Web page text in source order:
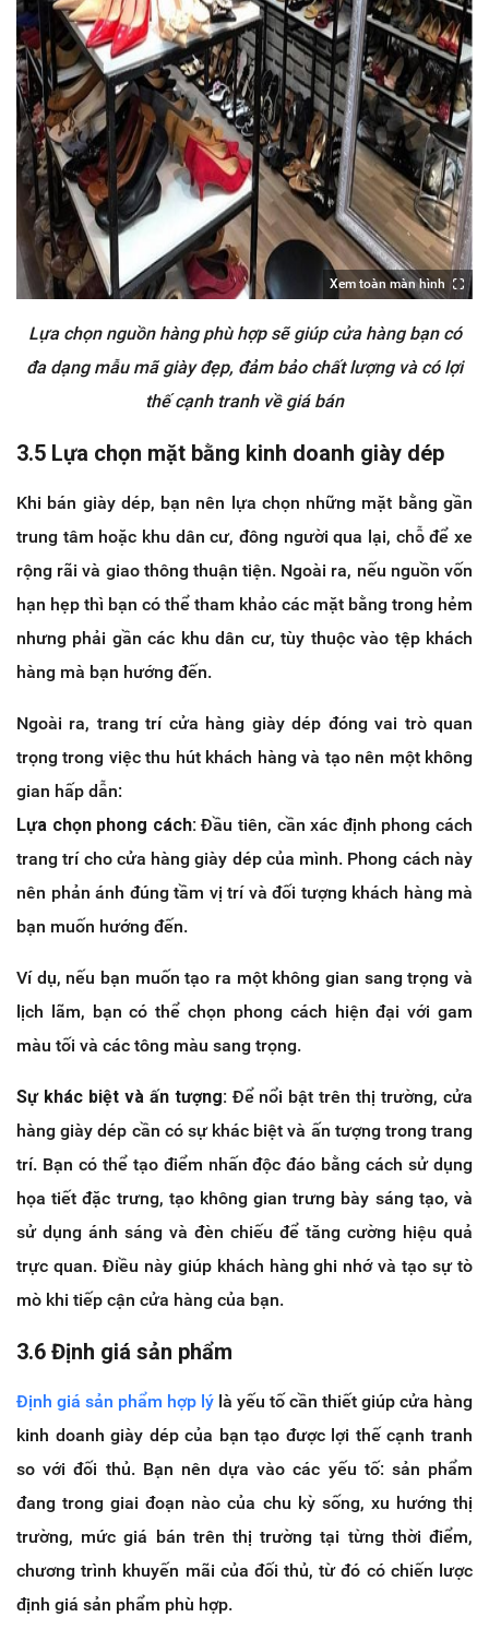
Xem toàn màn hình
Lựa chọn nguồn hàng phù hợp sẽ giúp cửa hàng bạn có
đa dạng mẫu mã giày đẹp, đảm bảo chất lượng và có lợi
thế cạnh tranh về giá bán
3.5 Lựa chọn mặt bằng kinh doanh giày dép
Khi bán giày dép, bạn nên lựa chọn những mặt bằng gần
trung tâm hoặc khu dân cư, đông người qua lại, chỗ để xe
rộng rãi và giao thông thuận tiện. Ngoài ra, nếu nguồn vốn
hạn hẹp thì bạn có thể tham khảo các mặt bằng trong hẻm
nhưng phải gần các khu dân cư, tùy thuộc vào tệp khách
hàng mà bạn hướng đến.
Ngoài ra, trang trí cửa hàng giày dép đóng vai trò quan
trọng trong việc thu hút khách hàng và tạo nên một không
gian hấp dẫn:
Lựa chọn phong cách:Đầu tiên, cần xác định phong cách
trang trí cho cửa hàng giày dép của mình. Phong cách này
nên phản ánh đúng tầm vị trí và đối tượng khách hàng mà
bạn muốn hướng đến.
Ví dụ, nếu bạn muốn tạo ra một không gian sang trọng và
lịch lãm, bạn có thể chọn phong cách hiện đại với gam
màu tối và các tông màu sang trọng.
Sự khác biệt và ấn tượng:Để nổi bật trên thị trường, cửa
hàng giày dép cần có sự khác biệt và ấn tượng trong trang
trí. Bạn có thể tạo điểm nhấn độc đáo bằng cách sử dụng
họa tiết đặc trưng, tạo không gian trưng bày sáng tạo, và
sử dụng ánh sáng và đèn chiếu để tăng cường hiệu quả
trực quan. Điều này giúp khách hàng ghi nhớ và tạo sự tò
mò khi tiếp cận cửa hàng của bạn.
3.6 Định giá sản phẩm
Định giá sản phẩm hợp lý là yếu tố cần thiết giúp cửa hàng
kinh doanh giày dép của bạn tạo được lợi thế cạnh tranh
so với đối thủ. Bạn nên dựa vào các yếu tố: sản phẩm
đang trong giai đoạn nào của chu kỳ sống, xu hướng thị
trường, mức giá bán trên thị trường tại từng thời điểm,
chương trình khuyến mãi của đối thủ, từ đó có chiến lược
định giá sản phẩm phù hợp.